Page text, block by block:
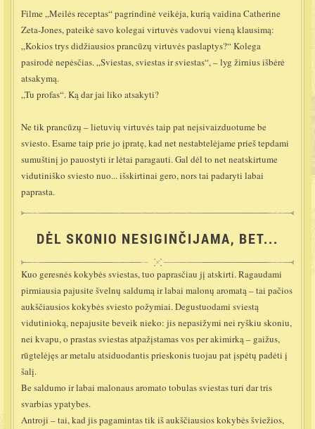
Filme „Meilės receptas“ pagrindinė veikėja, kurią vaidina Catherine
Zeta-Jones, pateikė savo kolegai virtuvės vadovui vieną klausimą:
„Kokios trys didžiausios prancūzų virtuvės paslaptys?“ Kolega
pasirodė nepėsčias. „Sviestas, sviestas ir sviestas“, – lyg žirnius išbėrė
atsakymą.
„Tu profas“. Ką dar jai liko atsakyti?
Ne tik prancūzų – lietuvių virtuvės taip pat neįsivaizduotume be
sviesto. Esame taip prie jo įpratę, kad net nestabtelėjame prieš tepdami
sumuštinį jo pauostyti ir lėtai paragauti. Gal dėl to net neatskirtume
vidutiniško sviesto nuo... išskirtinai gero, nors tai padaryti labai
paprasta.
DĖL SKONIO NESIGINČIJAMA, BET...
Kuo geresnės kokybės sviestas, tuo paprasčiau jį atskirti. Ragaudami
pirmiausia pajusite švelnų saldumą ir labai malonų aromatą – tai pačios
aukščiausios kokybės sviesto požymiai. Degustuodami sviestą
vidutinioką, nepajusite beveik nieko: jis nepasižymi nei ryškiu skoniu,
nei kvapu, o prastas sviestas atpažįstamas vos per akimirką – gaižus,
rūgtelėjęs ar metalu atsiduodantis prieskonis tuojau pat įspėtų padėti į
šalį.
Be saldumo ir labai malonaus aromato tobulas sviestas turi dar tris
svarbias ypatybes.
Antroji – tai, kad jis pagamintas tik iš aukščiausios kokybės šviežios,